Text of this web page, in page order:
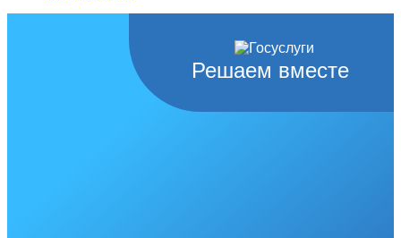
Решаем вместе